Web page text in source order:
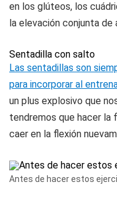
en los glúteos, los
la elevación conjunta de
Sentadilla con salto
Las sentadillas son
para incorporar al
un plus explosivo que
tendremos que hacer la
caer en la flexión
Antes de hacer estos